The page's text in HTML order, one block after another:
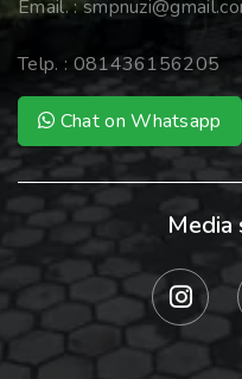
Email. :
Telp. : 081436156205
Chat on Whatsapp
Media